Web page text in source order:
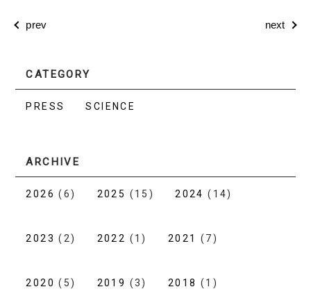
prev next
CATEGORY
PRESS SCIENCE
ARCHIVE
2026 (6) 2025 (15) 2024 (14)
2023 (2) 2022 (1) 2021 (7)
2020 (5) 2019 (3) 2018 (1)